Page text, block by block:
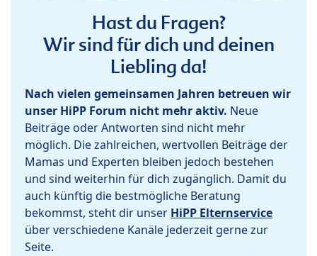
Hast du Fragen?
Wir sind für dich und deinen
Liebling da!
Nach vielen gemeinsamen Jahren betreuen wir
unser HiPP Forum nicht mehr aktiv. Neue
Beiträge oder Antworten sind nicht mehr
möglich. Die zahlreichen, wertvollen Beiträge der
Mamas und Experten bleiben jedoch bestehen
und sind weiterhin für dich zugänglich. Damit du
auch künftig die bestmögliche Beratung
bekommst, steht dir unser HiPP Elternservice
über verschiedene Kanäle jederzeit gerne zur
Seite.